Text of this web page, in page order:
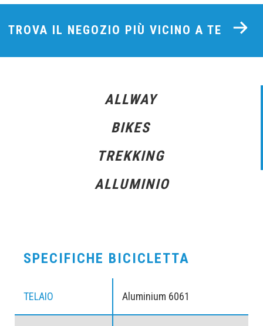
TROVA IL NEGOZIO PIÙ VICINO A TE
ALLWAY
BIKES
TREKKING
ALLUMINIO
SPECIFICHE BICICLETTA
TELAIO Aluminium 6061